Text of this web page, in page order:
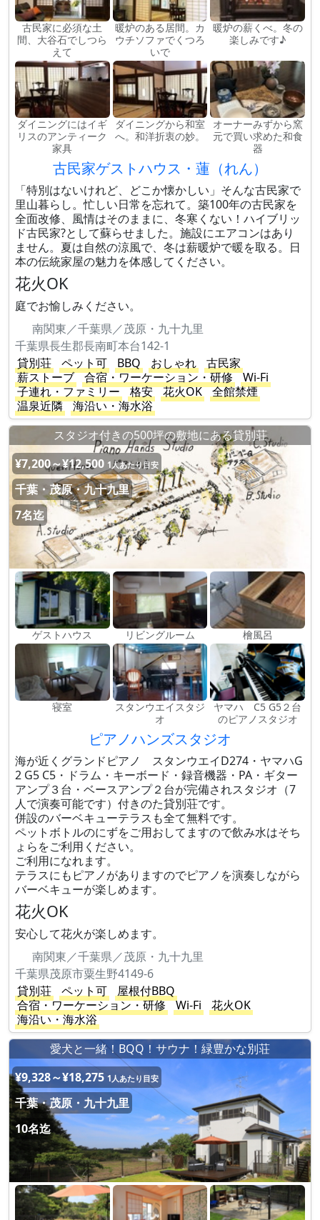
古民家に必須な土
間、大谷石でしつら
えて
暖炉のある居間。カ
ウチソファでくつろ
いで
暖炉の薪くべ。冬の
楽しみです♪
ダイニングにはイギ
リスのアンティーク
家具
ダイニングから和室
へ。和洋折衷の妙。
オーナーみずから窯
元で買い求めた和食
器
古民家ゲストハウス・蓮（れん）
「特別はないけれど、どこか懐かしい」そんな古民家で
里山暮らし。忙しい日常を忘れて。築100年の古民家を
全面改修、風情はそのままに、冬寒くない！ハイブリッ
ド古民家?として蘇らせました。施設にエアコンはあり
ません。夏は自然の涼風で、冬は薪暖炉で暖を取る。日
本の伝統家屋の魅力を体感してください。
花火OK
庭でお愉しみください。
南関東／千葉県／茂原・九十九里
千葉県長生郡長南町本台142-1
貸別荘
ペット可 BBQ おしゃれ
古民家
薪ストーブ
合宿・ワーケーション・研修
Wi-Fi
子連れ・ファミリー
格安 花火OK
全館禁煙
温泉近隣
海沿い・海水浴
スタジオ付きの500坪の敷地にある貸別荘
¥7,200～¥12,500 1人あたり目安
千葉・茂原・九十九里
7名迄
ゲストハウス リビングルーム 檜風呂
寝室
スタンウエイスタジ
オ
ヤマハ C5 G5２台
のピアノスタジオ
ピアノハンズスタジオ
海が近くグランドピアノ スタンウエイD274・ヤマハG
2 G5 C5・ドラム・キーボード・録音機器・PA・ギター
アンプ３台・ベースアンプ２台が完備されスタジオ（7
人で演奏可能です）付きのた貸別荘です。
併設のバーベキューテラスも全て無料です。
ペットボトルのにずをご用おしてますので飲み水はそち
ょらをご利用ください。
ご利用になれます。
テラスにもピアノがありますのでピアノを演奏しながら
バーベキューが楽しめます。
花火OK
安心して花火が楽しめます。
南関東／千葉県／茂原・九十九里
千葉県茂原市粟生野4149-6
貸別荘
ペット可
屋根付BBQ
合宿・ワーケーション・研修
Wi-Fi
花火OK
海沿い・海水浴
愛犬と一緒！BQQ！サウナ！緑豊かな別荘
¥9,328～¥18,275 1人あたり目安
千葉・茂原・九十九里
10名迄